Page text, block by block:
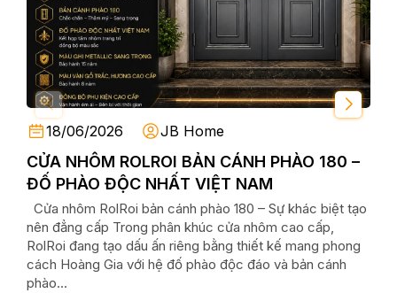
18/06/2026 JB Home
CỬA NHÔM ROLROI BẢN CÁNH PHÀO 180 –
ĐỐ PHÀO ĐỘC NHẤT VIỆT NAM
Cửa nhôm RolRoi bản cánh phào 180 – Sự khác biệt tạo
nên đẳng cấp Trong phân khúc cửa nhôm cao cấp,
RolRoi đang tạo dấu ấn riêng bằng thiết kế mang phong
cách Hoàng Gia với hệ đố phào độc đáo và bản cánh
phào...